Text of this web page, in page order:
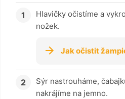
Hlavičky očistíme a
nožek.
Jak očistit
Sýr nastrouháme,
nakrájíme na jemno.